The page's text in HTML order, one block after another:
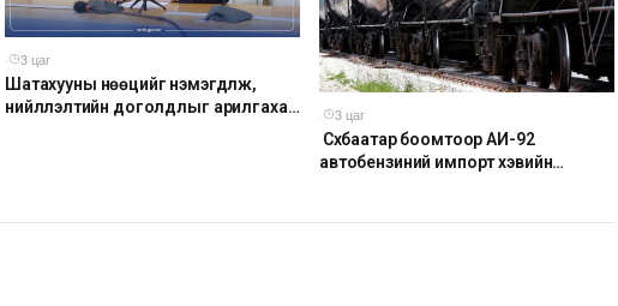
·
3 цаг
Шатахууны нөөцийг нэмэгдүүлж,
нийлүүлэлтийн доголдлыг арилгахад
·
3 цаг
​ Сүхбаатар боомтоор АИ-92
автобензиний импорт хэвийн